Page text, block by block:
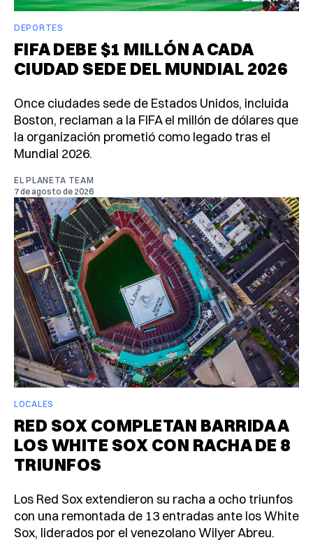
DEPORTES
FIFA DEBE $1 MILLÓN A CADA
CIUDAD SEDE DEL MUNDIAL 2026
Once ciudades sede de Estados Unidos, incluida
Boston, reclaman a la FIFA el millón de dólares que
la organización prometió como legado tras el
Mundial 2026.
EL PLANETA TEAM
7 de agosto de 2026
LOCALES
RED SOX COMPLETAN BARRIDA A
LOS WHITE SOX CON RACHA DE 8
TRIUNFOS
Los Red Sox extendieron su racha a ocho triunfos
con una remontada de 13 entradas ante los White
Sox, liderados por el venezolano Wilyer Abreu.